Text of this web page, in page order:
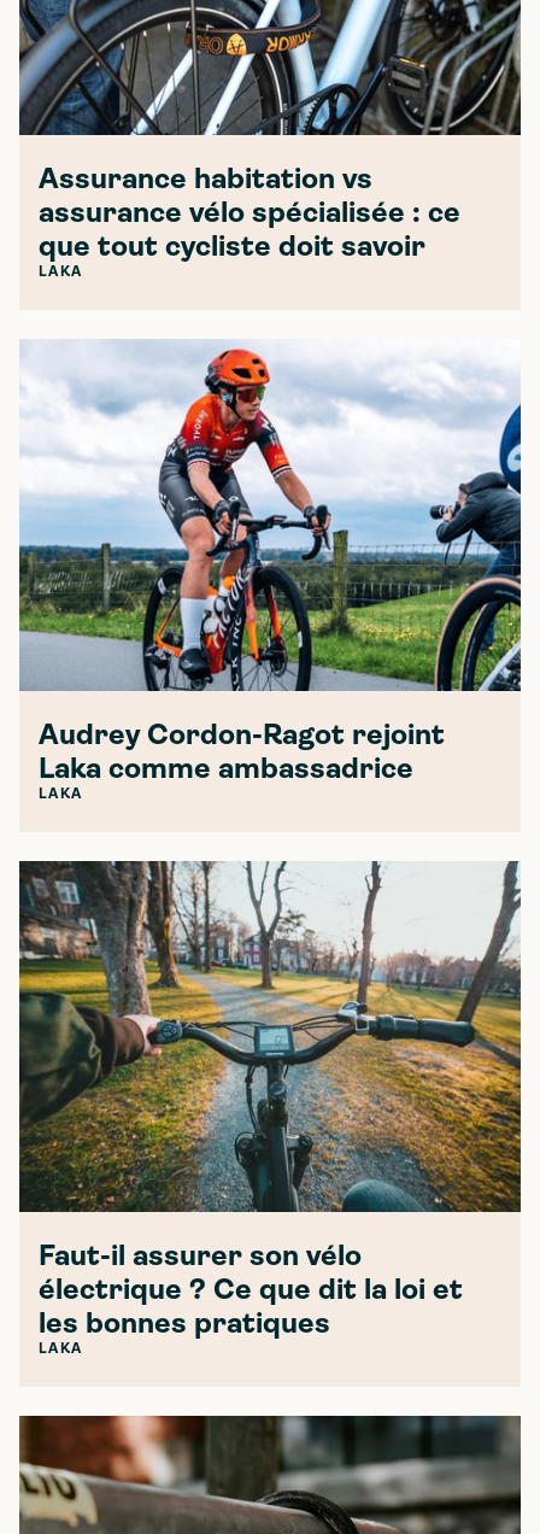
Assurance habitation vs
assurance vélo spécialisée : ce
que tout cycliste doit savoir
LAKA
Audrey Cordon-Ragot rejoint
Laka comme ambassadrice
LAKA
Faut-il assurer son vélo
électrique ? Ce que dit la loi et
les bonnes pratiques
LAKA